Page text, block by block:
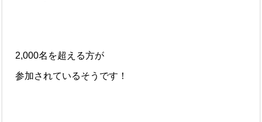
2,000名を超える方が
参加されているそうです！